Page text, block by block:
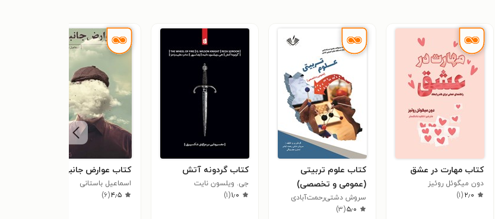
کتاب مهارت در عشق
دون میگوئل روئیز
۲٫۰(۱)
کتاب علوم تربیتی
(عمومی و تخصصی)
سروش دشتی‌رحمت‌آبادی
۵٫۰(۳)
کتاب گردونه آتش
جی. ویلسون نایت
۱٫۰(۱)
کتاب عوارض جانبی
اسماعیل باستانی
۴٫۵(۶)